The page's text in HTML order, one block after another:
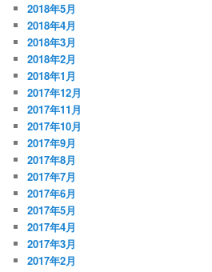
2018年5月
2018年4月
2018年3月
2018年2月
2018年1月
2017年12月
2017年11月
2017年10月
2017年9月
2017年8月
2017年7月
2017年6月
2017年5月
2017年4月
2017年3月
2017年2月